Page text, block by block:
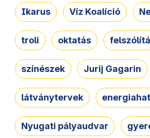
Ikarus Víz Koalíció
troli oktatás
színészek Jurij Gagarin
látványtervek
Nyugati pályaudvar